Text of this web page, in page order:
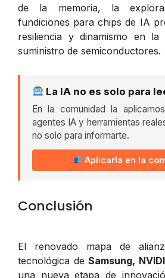
de la memoria, la
fundiciones para chips de IA
resiliencia y dinamismo en la
suministro de semiconductores.
La IA no es solo para
En la comunidad la
agentes IA y herramientas
no solo para informarte.
Aplicarla en la
Conclusión
El renovado mapa de
tecnológica deSamsung,
una nueva etapa de